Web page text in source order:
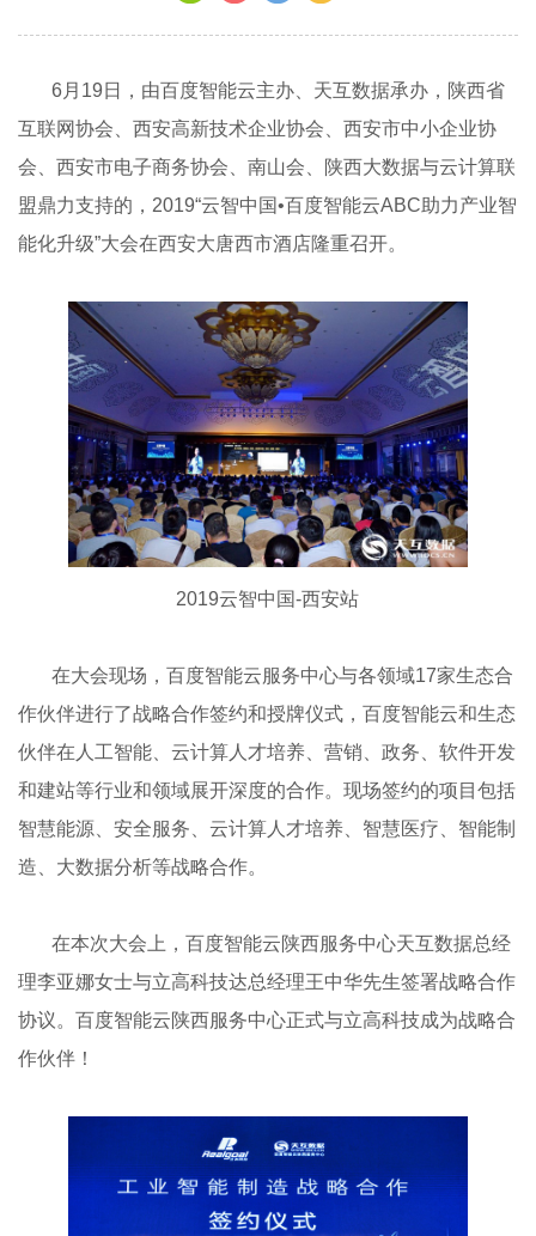
6月19日，由百度智能云主办、天互数据承办，陕西省
互联网协会、西安高新技术企业协会、西安市中小企业协
会、西安市电子商务协会、南山会、陕西大数据与云计算联
盟鼎力支持的，2019“云智中国•百度智能云ABC助力产业智
能化升级”大会在西安大唐西市酒店隆重召开。
2019云智中国-西安站
在大会现场，百度智能云服务中心与各领域17家生态合
作伙伴进行了战略合作签约和授牌仪式，百度智能云和生态
伙伴在人工智能、云计算人才培养、营销、政务、软件开发
和建站等行业和领域展开深度的合作。现场签约的项目包括
智慧能源、安全服务、云计算人才培养、智慧医疗、智能制
造、大数据分析等战略合作。
在本次大会上，百度智能云陕西服务中心天互数据总经
理李亚娜女士与立高科技达总经理王中华先生签署战略合作
协议。百度智能云陕西服务中心正式与立高科技成为战略合
作伙伴！